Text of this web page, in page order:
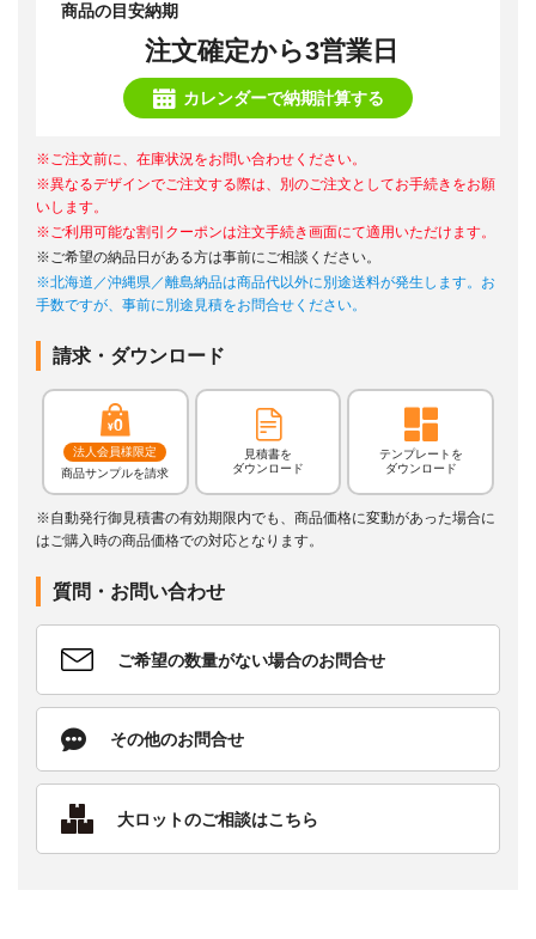
商品の目安納期
注文確定から3営業日
カレンダーで納期計算する
※ご注文前に、在庫状況をお問い合わせください。
※異なるデザインでご注文する際は、別のご注文としてお手続きをお願
いします。
※ご利用可能な割引クーポンは注文手続き画面にて適用いただけます。
※ご希望の納品日がある方は事前にご相談ください。
※北海道／沖縄県／離島納品は商品代以外に別途送料が発生します。お
手数ですが、事前に別途見積をお問合せください。
請求・ダウンロード
法人会員様限定
商品サンプルを請求
見積書を
ダウンロード
テンプレートを
ダウンロード
※自動発行御見積書の有効期限内でも、商品価格に変動があった場合に
はご購入時の商品価格での対応となります。
質問・お問い合わせ
ご希望の数量がない場合のお問合せ
その他のお問合せ
大ロットのご相談はこちら